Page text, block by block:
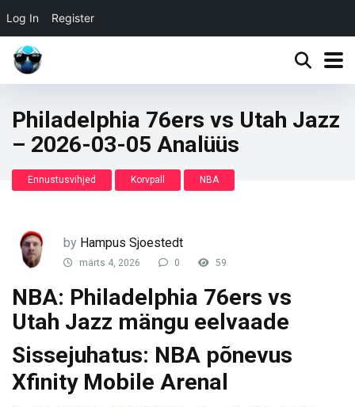
Log In Register
Philadelphia 76ers vs Utah Jazz
– 2026-03-05 Analüüs
Ennustusvihjed Korvpall NBA
by Hampus Sjoestedt
märts 4, 2026 0 59
NBA: Philadelphia 76ers vs
Utah Jazz mängu eelvaade
Sissejuhatus: NBA põnevus
Xfinity Mobile Arenal